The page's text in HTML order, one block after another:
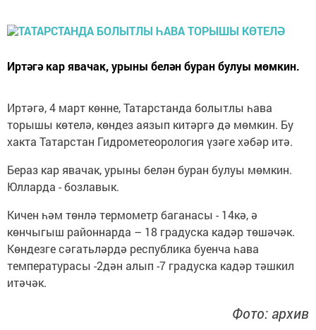
Иртәгә кар явачак, урыны белән буран булуы мөмкин.
Иртәгә, 4 март көнне, Татарстанда болытлы һава
торышы көтелә, көндез аязып китәргә дә мөмкин. Бу
хакта Татарстан Гидрометеорология үзәге хәбәр итә.
Бераз кар явачак, урыны белән буран булуы мөмкин.
Юлларда - бозлавык.
Кичен һәм төнлә термометр баганасы - 14кә, ә
көнчыгыш районнарда – 18 градуска кадәр төшәчәк.
Көндезге сәгатьләрдә республика буенча һава
температурасы -2дән алып -7 градуска кадәр тәшкил
итәчәк.
Фото: архив